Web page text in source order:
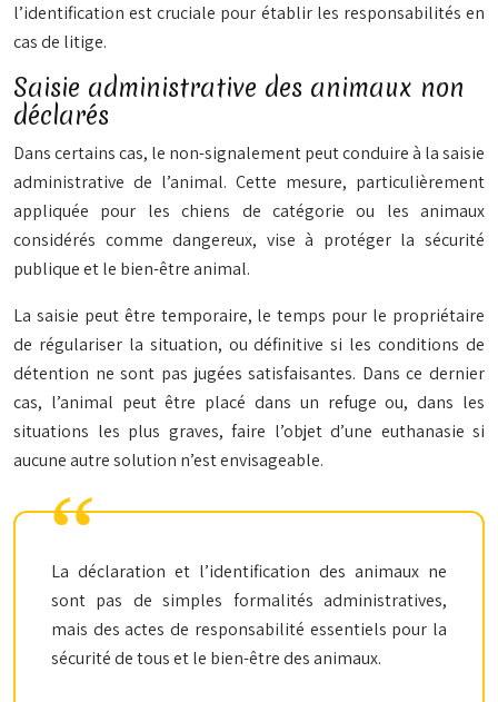
l’identification est cruciale pour établir les responsabilités en
cas de litige.
Saisie administrative des animaux non
déclarés
Dans certains cas, le non-signalement peut conduire à la saisie
administrative de l’animal. Cette mesure, particulièrement
appliquée pour les chiens de catégorie ou les animaux
considérés comme dangereux, vise à protéger la sécurité
publique et le bien-être animal.
La saisie peut être temporaire, le temps pour le propriétaire
de régulariser la situation, ou définitive si les conditions de
détention ne sont pas jugées satisfaisantes. Dans ce dernier
cas, l’animal peut être placé dans un refuge ou, dans les
situations les plus graves, faire l’objet d’une euthanasie si
aucune autre solution n’est envisageable.
La déclaration et l’identification des animaux ne
sont pas de simples formalités administratives,
mais des actes de responsabilité essentiels pour la
sécurité de tous et le bien-être des animaux.